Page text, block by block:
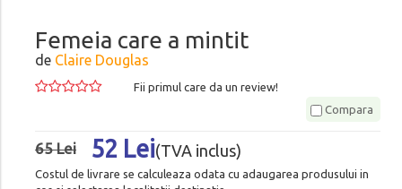
Femeia care a mintit
de Claire Douglas
Fii primul care da un review!
Compara
65 Lei 52 Lei(TVA inclus)
Costul de livrare se calculeaza odata cu adaugarea produsului in